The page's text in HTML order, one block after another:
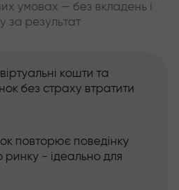
умовах — без вкладень і
за результат
кошти та
без страху втратити
повторює поведінку
ринку - ідеально для